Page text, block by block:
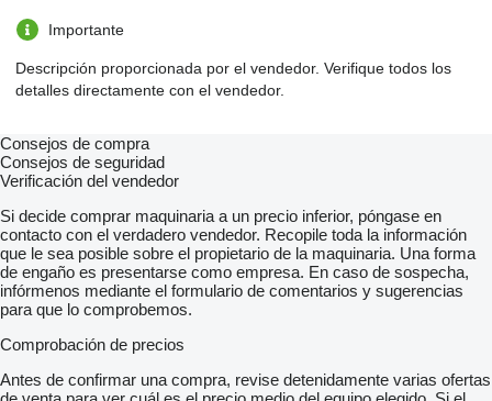
Importante
Descripción proporcionada por el vendedor. Verifique todos los
detalles directamente con el vendedor.
Consejos de compra
Consejos de seguridad
Verificación del vendedor
Si decide comprar maquinaria a un precio inferior, póngase en
contacto con el verdadero vendedor. Recopile toda la información
que le sea posible sobre el propietario de la maquinaria. Una forma
de engaño es presentarse como empresa. En caso de sospecha,
infórmenos mediante el formulario de comentarios y sugerencias
para que lo comprobemos.
Comprobación de precios
Antes de confirmar una compra, revise detenidamente varias ofertas